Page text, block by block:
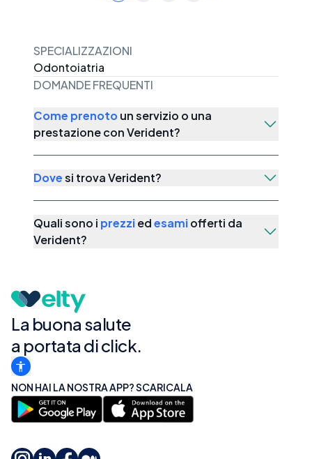
SPECIALIZZAZIONI
Odontoiatria
DOMANDE FREQUENTI
Come prenotoun servizio o una
prestazione conVerident?
Dovesi trovaVerident?
Quali sono i prezziedesamiofferti da
Verident?
La buona salute
a portata di click.
NON HAI LA NOSTRA APP? SCARICALA